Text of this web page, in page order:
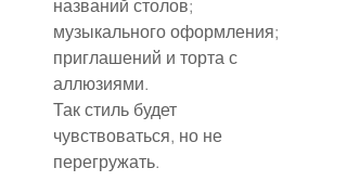
названий столов;
музыкального оформления;
приглашений и торта с
аллюзиями.
Так стиль будет
чувствоваться, но не
перегружать.